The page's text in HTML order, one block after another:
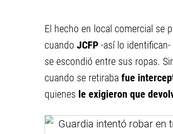
El hecho en local comercial se
cuando JCFP -así lo identifican-
se escondió entre sus ropas.
cuando se retiraba fue
quienes le exigieron que